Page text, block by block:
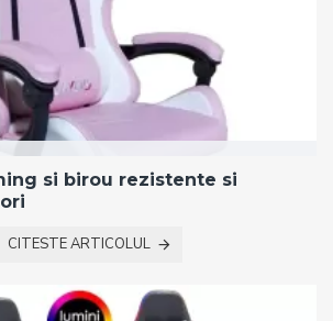
si birou rezistente si
CITESTE ARTICOLUL